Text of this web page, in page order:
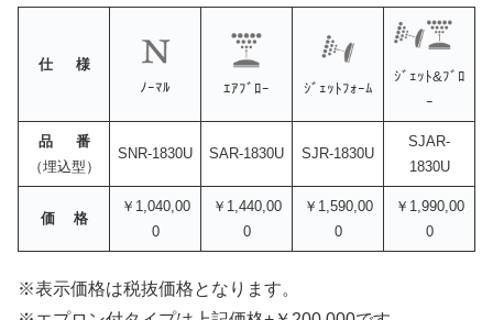
仕 様
ﾉｰﾏﾙ
ｴｱﾌﾞﾛｰ ｼﾞｪｯﾄﾌｫｰﾑ
ｼﾞｪｯﾄ&ﾌﾞﾛ
ｰ
品 番
（埋込型）
SNR-1830U SAR-1830U SJR-1830U
SJAR-
1830U
価 格
￥1,040,00
0
￥1,440,00
0
￥1,590,00
0
￥1,990,00
0
※表示価格は税抜価格となります。